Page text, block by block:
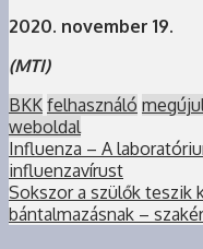
2020. november 19.
(MTI)
BKK felhasználó
weboldal
Influenza – A
influenzavírust
Sokszor a szülők teszik
bántalmazásnak –